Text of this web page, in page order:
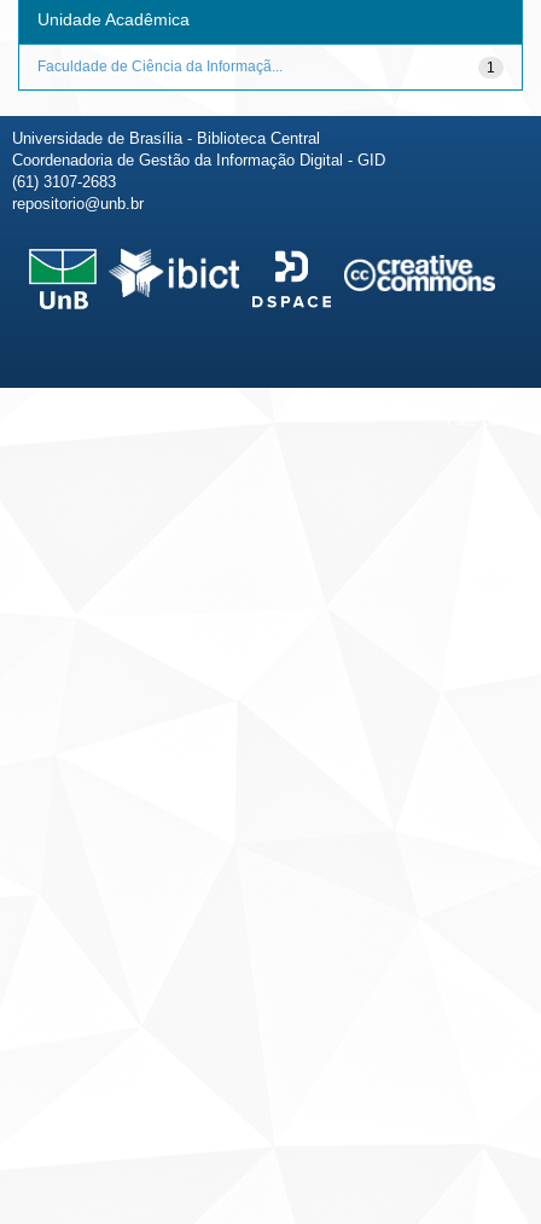
Unidade Acadêmica
1
Faculdade de Ciência da Informaçã...
Universidade de Brasília - Biblioteca Central
Coordenadoria de Gestão da Informação Digital - GID
(61) 3107-2683
repositorio@unb.br